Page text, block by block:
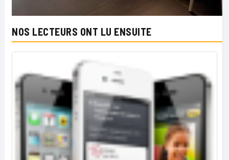
NOS LECTEURS ONT LU ENSUITE